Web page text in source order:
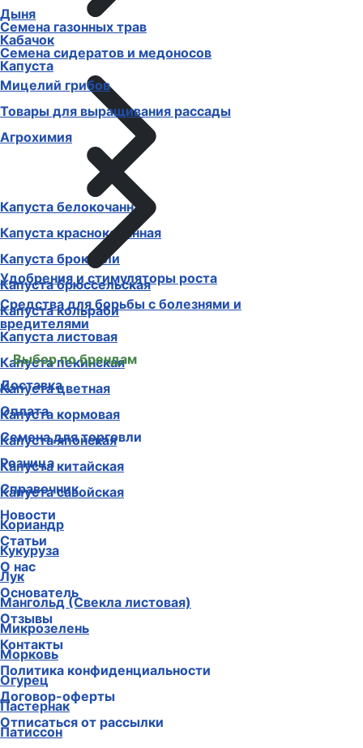
Дыня
Кабачок
Капуста
Капуста белокочанная
Капуста краснокочанная
Капуста брокколи
Капуста брюссельская
Капуста кольраби
Капуста листовая
Капуста пекинская
Капуста цветная
Капуста кормовая
Капуста японская
Капуста китайская
Капуста савойская
Кориандр
Кукуруза
Лук
Мангольд (Свекла листовая)
Микрозелень
Морковь
Огурец
Пастернак
Патиссон
Семена газонных трав
Семена сидератов и медоносов
Мицелий грибов
Товары для выращивания рассады
Агрохимия
Удобрения и стимуляторы роста
Средства для борьбы с болезнями и
вредителями
Выбор по брендам
Доставка
Оплата
Семена для торговли
Розница
Справочник
Новости
Статьи
О нас
Основатель
Отзывы
Контакты
Политика конфиденциальности
Договор-оферты
Отписаться от рассылки